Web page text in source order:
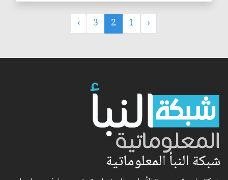
‹
1
2
3
›
شبكة النبأ المعلوماتية